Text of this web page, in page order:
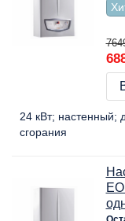
24 кВт настенный
сгорания